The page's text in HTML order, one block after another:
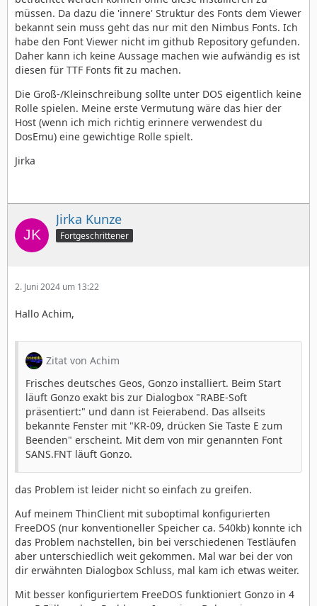
müssen. Da dazu die 'innere' Struktur des Fonts dem Viewer
bekannt sein muss geht das nur mit den Nimbus Fonts. Ich
habe den Font Viewer nicht im github Repository gefunden.
Daher kann ich keine Aussage machen wie aufwändig es ist
diesen für TTF Fonts fit zu machen.
Die Groß-/Kleinschreibung sollte unter DOS eigentlich keine
Rolle spielen. Meine erste Vermutung wäre das hier der
Host (wenn ich mich richtig erinnere verwendest du
DosEmu) eine gewichtige Rolle spielt.
Jirka
Jirka Kunze
Fortgeschrittener
2. Juni 2024 um 13:22
Hallo Achim,
Zitat von Achim
Frisches deutsches Geos, Gonzo installiert. Beim Start
läuft Gonzo exakt bis zur Dialogbox "RABE-Soft
präsentiert:" und dann ist Feierabend. Das allseits
bekannte Fenster mit "KR-09, drücken Sie Taste E zum
Beenden" erscheint. Mit dem von mir genannten Font
SANS.FNT läuft Gonzo.
das Problem ist leider nicht so einfach zu greifen.
Auf meinem ThinClient mit suboptimal konfigurierten
FreeDOS (nur konventioneller Speicher ca. 540kb) konnte ich
das Problem nachstellen, bin bei verschiedenen Testläufen
aber unterschiedlich weit gekommen. Mal war bei der von
dir erwähnten Dialogbox Schluss, mal kam ich etwas weiter.
Mit besser konfiguriertem FreeDOS funktioniert Gonzo in 4